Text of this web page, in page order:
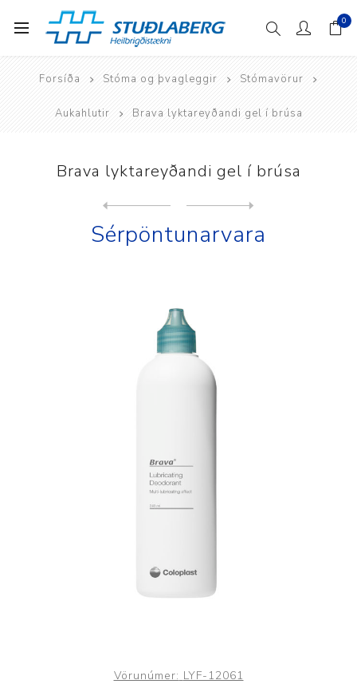
0
Forsíða Stóma og þvagleggir Stómavörur
Aukahlutir Brava lyktareyðandi gel í brúsa
Brava lyktareyðandi gel í brúsa
Sérpöntunarvara
Vörunúmer: LYF-12061